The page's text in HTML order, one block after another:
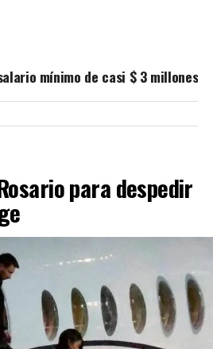
mínimo de casi $ 3 millones
para despedir